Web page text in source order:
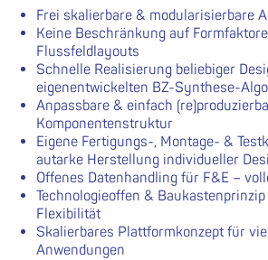
Frei skalierbare & modularisierbare
Keine Beschränkung auf
Flussfeldlayouts
Schnelle Realisierung beliebiger
eigenentwickelten BZ-Synthese-
Anpassbare & einfach
Komponentenstruktur
Eigene Fertigungs-, Montage- &
autarke Herstellung individueller
Offenes Datenhandling für F&E –
Technologieoffen &
Flexibilität
Skalierbares Plattformkonzept für
Anwendungen